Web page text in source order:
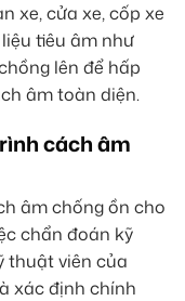
xe, cửa xe, cốp xe
tiêu âm như
lên để hấp
âm toàn diện.
cách âm
âm chống ồn cho
chẩn đoán kỹ
thuật viên của
xác định chính